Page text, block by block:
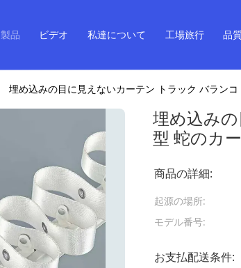
製品 ビデオ 私達について 工場旅行 品
埋め込みの目に見えないカーテン トラック バラン
埋め込み
型 蛇のカ
商品の詳細:
起源の場所:
モデル番号:
お支払配送条件: